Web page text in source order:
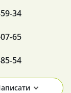
34
65
54